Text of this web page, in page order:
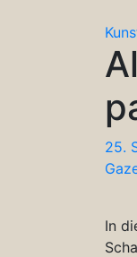
25.
In